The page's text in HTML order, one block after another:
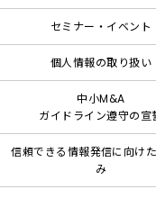
セミナー・イベント
個人情報の取り扱い
中小M&A
ガイドライン遵守の宣
信頼できる情報発信に向け
み